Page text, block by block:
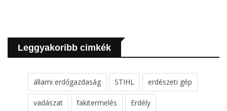
Leggyakoribb cimkék
állami erdőgazdaság STIHL erdészeti gép
vadászat fakitermelés Erdély